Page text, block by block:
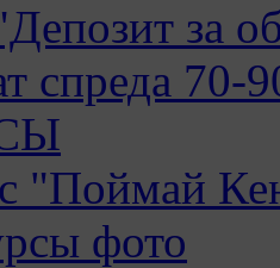
за
спреда 70-
"Поймай
фото